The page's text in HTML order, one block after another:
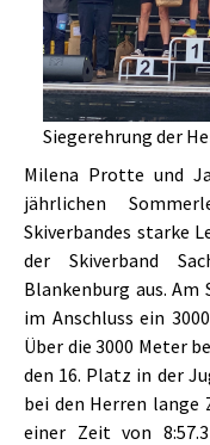
Siegerehrung der
Milena Protte und
jährlichen
Skiverbandes starke
der Skiverband
Blankenburg aus.
im Anschluss ein
Über die 3000 Meter
den 16. Platz in der
bei den Herren lange
einer Zeit von